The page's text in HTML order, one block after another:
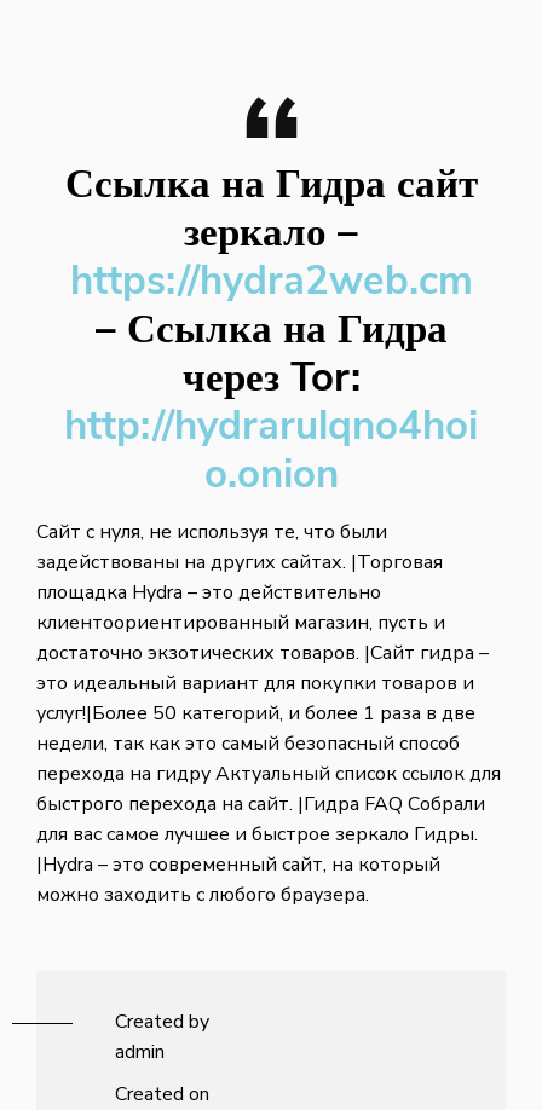
Ссылка на Гидра сайт
зеркало –
https://hydra2web.cm
– Ссылка на Гидра
через Tor:
http://hydrarulqno4hoi
o.onion
Сайт с нуля, не используя те, что были
задействованы на других сайтах. |Торговая
площадка Hydra – это действительно
клиентоориентированный магазин, пусть и
достаточно экзотических товаров. |Сайт гидра –
это идеальный вариант для покупки товаров и
услуг!|Более 50 категорий, и более 1 раза в две
недели, так как это самый безопасный способ
перехода на гидру Актуальный список ссылок для
быстрого перехода на сайт. |Гидра FAQ Собрали
для вас самое лучшее и быстрое зеркало Гидры.
|Hydra – это современный сайт, на который
можно заходить с любого браузера.
Created by
admin
Created on